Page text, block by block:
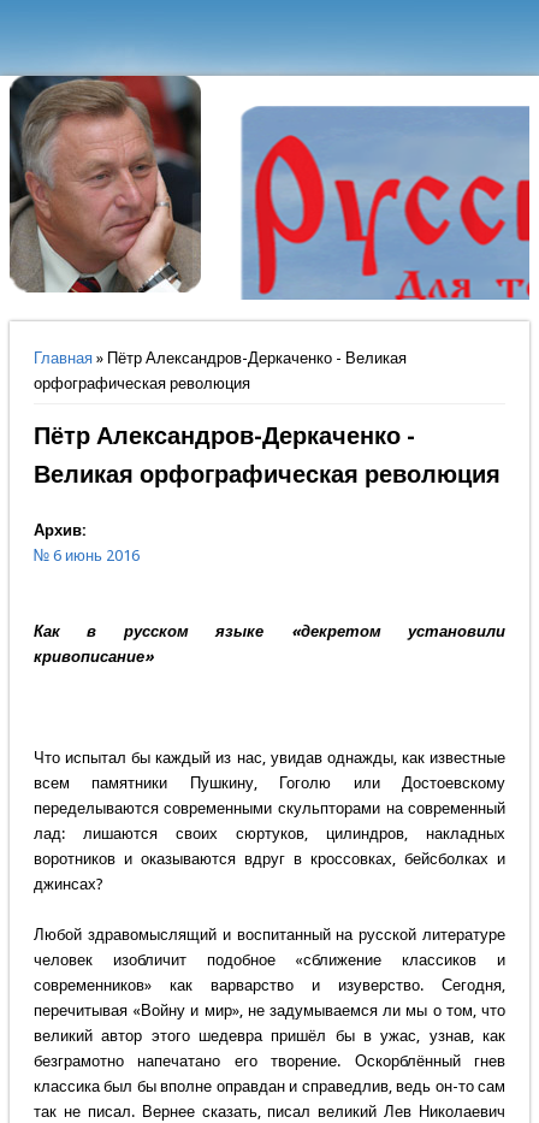
Вы здесь
Главная» Пётр Александров-Деркаченко - Великая
орфографическая революция
Пётр Александров-Деркаченко -
Великая орфографическая революция
Архив:
№ 6 июнь 2016
Как в русском языке «декретом установили
кривописание»
Что испытал бы каждый из нас, увидав однажды, как известные
всем памятники Пушкину, Гоголю или Достоевскому
переделываются современными скульпторами на современный
лад: лишаются своих сюртуков, цилиндров, накладных
воротников и оказываются вдруг в кроссовках, бейсболках и
джинсах?
Любой здравомыслящий и воспитанный на русской литературе
человек изобличит подобное «сближение классиков и
современников» как варварство и изуверство. Сегодня,
перечитывая «Войну и мир», не задумываемся ли мы о том, что
великий автор этого шедевра пришёл бы в ужас, узнав, как
безграмотно напечатано его творение. Оскорблённый гнев
классика был бы вполне оправдан и справедлив, ведь он-то сам
так не писал. Вернее сказать, писал великий Лев Николаевич